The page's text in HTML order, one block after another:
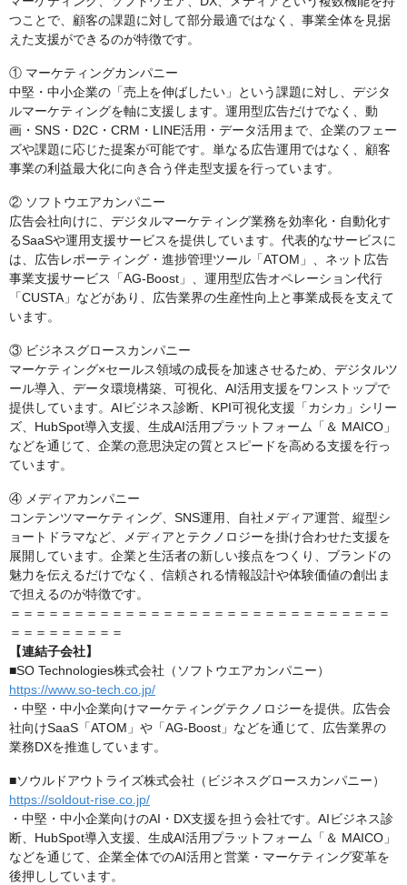
つことで、顧客の課題に対して部分最適ではなく、事業全体を見据
えた支援ができるのが特徴です。
① マーケティングカンパニー
中堅・中小企業の「売上を伸ばしたい」という課題に対し、デジタ
ルマーケティングを軸に支援します。運用型広告だけでなく、動
画・SNS・D2C・CRM・LINE活用・データ活用まで、企業のフェー
ズや課題に応じた提案が可能です。単なる広告運用ではなく、顧客
事業の利益最大化に向き合う伴走型支援を行っています。
② ソフトウエアカンパニー
広告会社向けに、デジタルマーケティング業務を効率化・自動化す
るSaaSや運用支援サービスを提供しています。代表的なサービスに
は、広告レポーティング・進捗管理ツール「ATOM」、ネット広告
事業支援サービス「AG-Boost」、運用型広告オペレーション代行
「CUSTA」などがあり、広告業界の生産性向上と事業成長を支えて
います。
③ ビジネスグロースカンパニー
マーケティング×セールス領域の成長を加速させるため、デジタルツ
ール導入、データ環境構築、可視化、AI活用支援をワンストップで
提供しています。AIビジネス診断、KPI可視化支援「カシカ」シリー
ズ、HubSpot導入支援、生成AI活用プラットフォーム「＆ MAICO」
などを通じて、企業の意思決定の質とスピードを高める支援を行っ
ています。
④ メディアカンパニー
コンテンツマーケティング、SNS運用、自社メディア運営、縦型シ
ョートドラマなど、メディアとテクノロジーを掛け合わせた支援を
展開しています。企業と生活者の新しい接点をつくり、ブランドの
魅力を伝えるだけでなく、信頼される情報設計や体験価値の創出ま
で担えるのが特徴です。
＝＝＝＝＝＝＝＝＝＝＝＝＝＝＝＝＝＝＝＝＝＝＝＝＝＝＝＝＝＝
＝＝＝＝＝＝＝＝＝
【連結子会社】
■SO Technologies株式会社（ソフトウエアカンパニー）
https://www.so-tech.co.jp/
・中堅・中小企業向けマーケティングテクノロジーを提供。広告会
社向けSaaS「ATOM」や「AG-Boost」などを通じて、広告業界の
業務DXを推進しています。
■ソウルドアウトライズ株式会社（ビジネスグロースカンパニー）
https://soldout-rise.co.jp/
・中堅・中小企業向けのAI・DX支援を担う会社です。AIビジネス診
断、HubSpot導入支援、生成AI活用プラットフォーム「＆ MAICO」
などを通じて、企業全体でのAI活用と営業・マーケティング変革を
後押ししています。